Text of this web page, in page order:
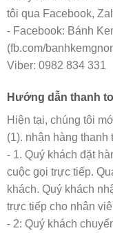
tôi qua Facebook,
- Facebook: Bánh
(fb.com/
Viber: 0982 834 331
Hướng dẫn thanh
Hiện tại, chúng tôi
(1). nhận hàng thanh
- 1. Quý khách đặt
cuộc gọi trực tiếp.
khách. Quý khách
trực tiếp cho nhân
- 2: Quý khách